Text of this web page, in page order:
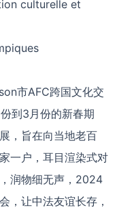
culturelle et
市AFC跨国文化交
到3月份的新春期
，旨在向当地老百
一户，耳目渲染式对
润物细无声，2024
，让中法友谊长存，